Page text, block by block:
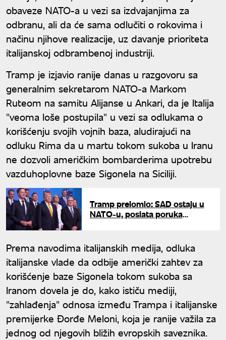
obaveze NATO-a u vezi sa izdvajanjima za
odbranu, ali da će sama odlučiti o rokovima i
načinu njihove realizacije, uz davanje prioriteta
italijanskoj odbrambenoj industriji.
Tramp je izjavio ranije danas u razgovoru sa
generalnim sekretarom NATO-a Markom
Ruteom na samitu Alijanse u Ankari, da je Italija
"veoma loše postupila" u vezi sa odlukama o
korišćenju svojih vojnih baza, aludirajući na
odluku Rima da u martu tokom sukoba u Iranu
ne dozvoli američkim bombarderima upotrebu
vazduhoplovne baze Sigonela na Siciliji.
Tramp prelomio: SAD ostaju u
NATO-u, poslata poruka
Prema navodima italijanskih medija, odluka
italijanske vlade da odbije američki zahtev za
korišćenje baze Sigonela tokom sukoba sa
Iranom dovela je do, kako ističu mediji,
"zahlađenja" odnosa između Trampa i italijanske
premijerke Đorđe Meloni, koja je ranije važila za
jednog od njegovih bližih evropskih saveznika.